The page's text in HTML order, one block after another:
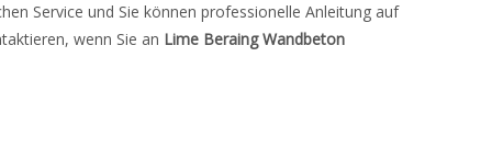
Service und Sie können professionelle Anleitung auf
wenn Sie an Lime Beraing Wandbeton